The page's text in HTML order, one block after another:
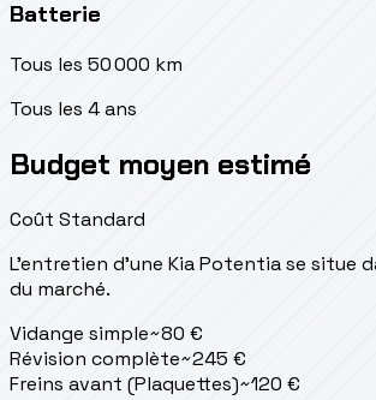
Batterie
Tous les 50 000 km
Tous les 4 ans
Budget moyen estimé
Coût Standard
L'entretien d'une Kia Potentia se situe
du marché.
Vidange simple~80 €
Révision complète~245 €
Freins avant (Plaquettes)~120 €